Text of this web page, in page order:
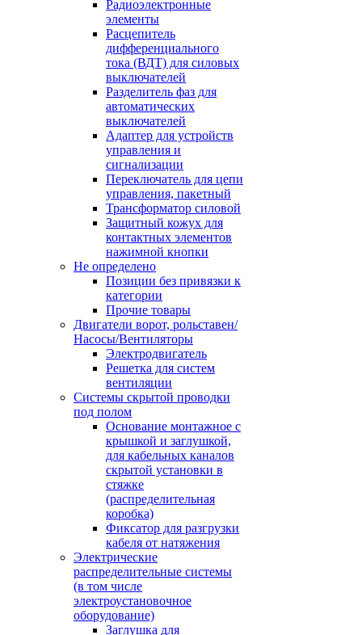
Радиоэлектронные
элементы
Расцепитель
дифференциального
тока (ВДТ) для силовых
выключателей
Разделитель фаз для
автоматических
выключателей
Адаптер для устройств
управления и
сигнализации
Переключатель для цепи
управления, пакетный
Трансформатор силовой
Защитный кожух для
контактных элементов
нажимной кнопки
Не определено
Позиции без привязки к
категории
Прочие товары
Двигатели ворот, рольставен/
Насосы/Вентиляторы
Электродвигатель
Решетка для систем
вентиляции
Системы скрытой проводки
под полом
Основание монтажное с
крышкой и заглушкой,
для кабельных каналов
скрытой установки в
стяжке
(распределительная
коробка)
Фиксатор для разгрузки
кабеля от натяжения
Электрические
распределительные системы
(в том числе
электроустановочное
оборудование)
Заглушка для